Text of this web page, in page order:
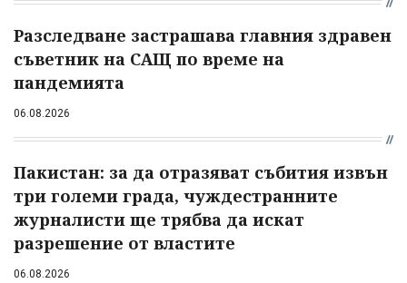
Разследване застрашава главния здравен
съветник на САЩ по време на
пандемията
06.08.2026
Пакистан: за да отразяват събития извън
три големи града, чуждестранните
журналисти ще трябва да искат
разрешение от властите
06.08.2026